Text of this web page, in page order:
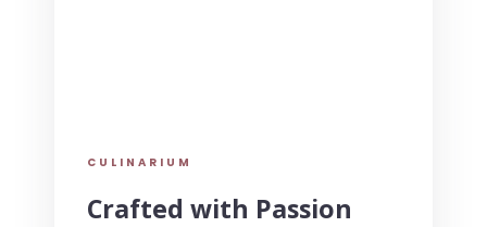
CULINARIUM
Crafted with Passion